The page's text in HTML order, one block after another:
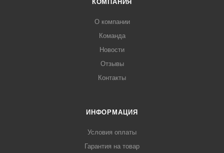
КОМПАНИЯ
О компании
Команда
Новости
Отзывы
Контакты
ИНФОРМАЦИЯ
Условия оплаты
Гарантия на товар